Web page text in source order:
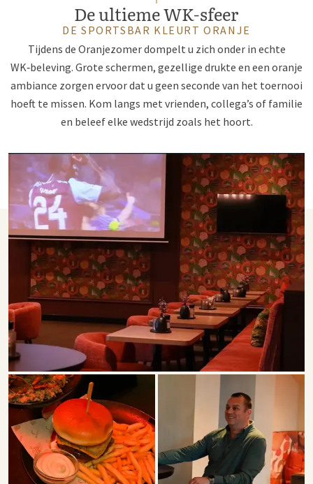
De ultieme WK‑sfeer
DE SPORTSBAR KLEURT ORANJE
Tijdens de Oranjezomer dompelt u zich onder in echte
WK‑beleving. Grote schermen, gezellige drukte en een oranje
ambiance zorgen ervoor dat u geen seconde van het toernooi
hoeft te missen. Kom langs met vrienden, collega’s of familie
en beleef elke wedstrijd zoals het hoort.